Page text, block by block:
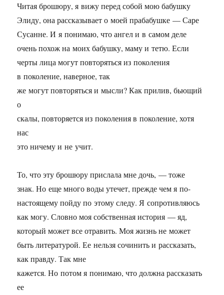
Читая брошюру, я вижу перед собой мою бабушку
Элиду, она рассказывает о моей прабабушке — Саре
Сусанне. И я понимаю, что ангел и в самом деле
очень похож на моих бабушку, маму и тетю. Если
черты лица могут повторяться из поколения
в поколение, наверное, так
же могут повторяться и мысли? Как прилив, бьющий
о
скалы, повторяется из поколения в поколение, хотя
нас
это ничему и не учит.
То, что эту брошюру прислала мне дочь, — тоже
знак. Но еще много воды утечет, прежде чем я по-
настоящему пойду по этому следу. Я сопротивляюсь
как могу. Словно моя собственная история — яд,
который может все отравить. Моя жизнь не может
быть литературой. Ее нельзя сочинить и рассказать,
как правду. Так мне
кажется. Но потом я понимаю, что должна рассказать
ее